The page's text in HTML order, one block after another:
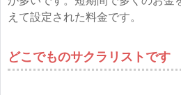
えて設定された料金です。
どこでものサクラリストです